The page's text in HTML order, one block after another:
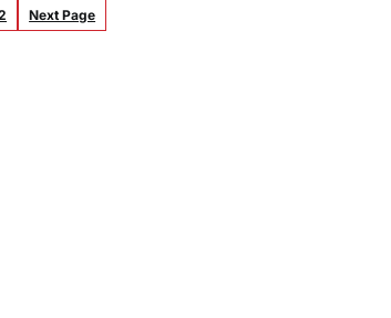
Next Page